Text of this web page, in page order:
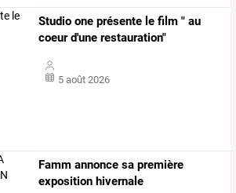
Studio one présente le film " au
coeur d'une restauration"
5 août 2026
Famm annonce sa première
exposition hivernale